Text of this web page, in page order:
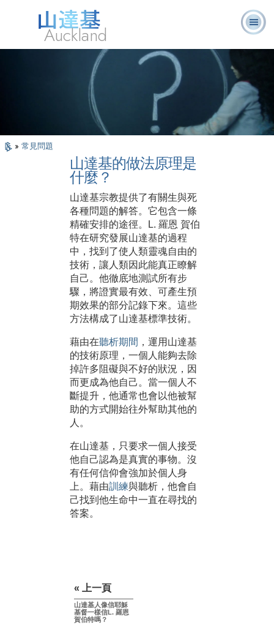
Auckland
什麼是山達
基？
志願牧
師
常見的問
題
» 常見問題
山達基的做法原理是
什麼？
山達基宗教提供了有關生與死
各種問題的解答。它包含一條
精確安排的途徑。L. 羅恩 賀伯
特在研究發展山達基的過程
中，找到了使人類靈魂自由的
技術，讓人類因此能真正瞭解
自己。他徹底地測試所有步
驟，將證實最有效、可產生預
期效果的部分記錄下來。這些
方法構成了山達基標準技術。
藉由在聽析期間 ，運用山達基
的技術原理，一個人能夠去除
掉許多阻礙與不好的狀況，因
而更成為他自己。當一個人不
斷提升，他通常也會以他被幫
助的方式開始往外幫助其他的
人。
在山達基，只要求一個人接受
他自己認為是真實的事物。沒
有任何信仰會強加於個人身
上。藉由訓練與聽析，他會自
己找到他生命中一直在尋找的
答案。
« 上一頁
山達基人像信耶穌
基督一樣信L. 羅恩
賀伯特嗎？